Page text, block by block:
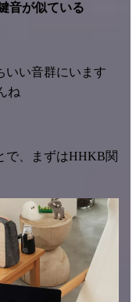
音が似ている
いい音群にいます
ね
で、まずはHHKB関